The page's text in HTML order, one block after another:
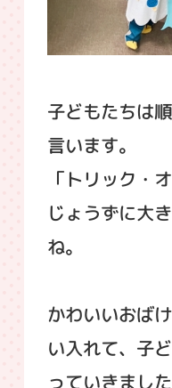
子どもたちは
言います。
「トリック・
じょうずに大
ね。
かわいいおば
い入れて、子
っていきました